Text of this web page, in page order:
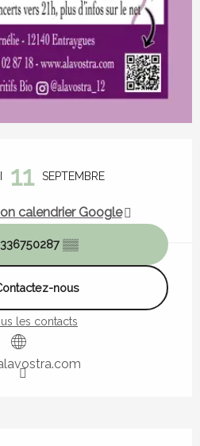
11 SEPTEMBRE
calendrier Google
▒▒
nous
les contacts